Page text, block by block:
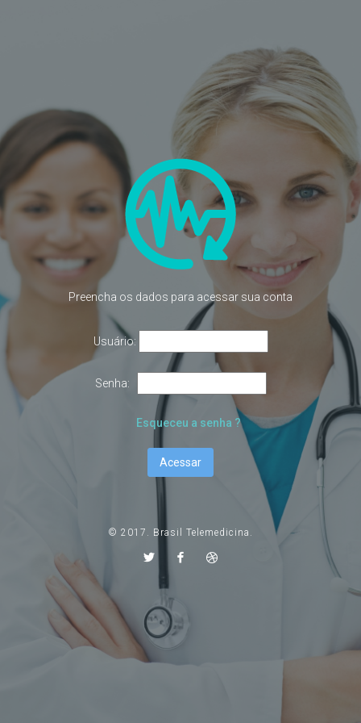
Preencha os dados para acessar sua conta
Usuário:
Senha:
Esqueceu a senha ?
Acessar
© 2017. Brasil Telemedicina.